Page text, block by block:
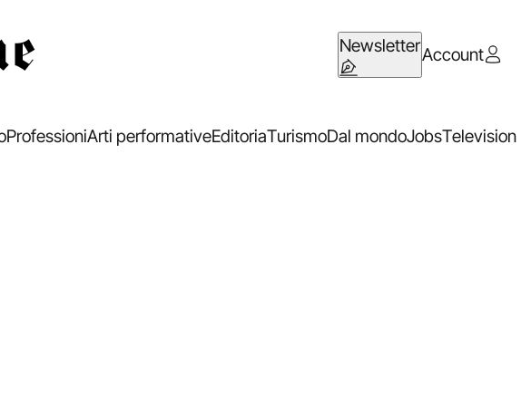
NewsletterAccount
ProfessioniArti performativeEditoriaTurismoDal mondoJobsTelevision